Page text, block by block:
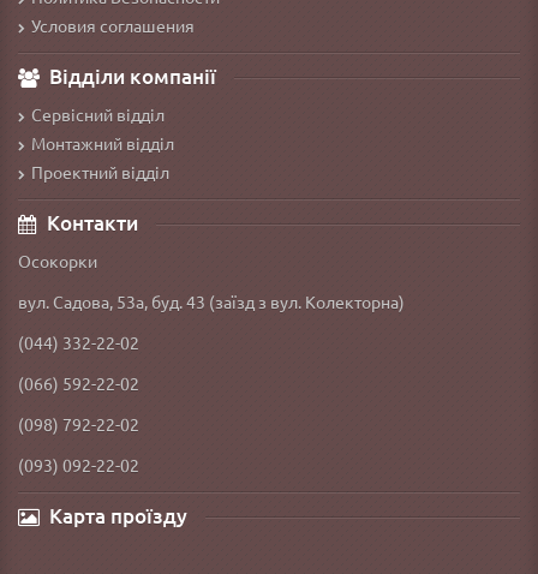
Условия соглашения
Відділи компанії
Сервісний відділ
Монтажний відділ
Проектний відділ
Контакти
Осокорки
вул. Садова, 53а, буд. 43 (заїзд з вул. Колекторна)
(044) 332-22-02
(066) 592-22-02
(098) 792-22-02
(093) 092-22-02
Карта проїзду